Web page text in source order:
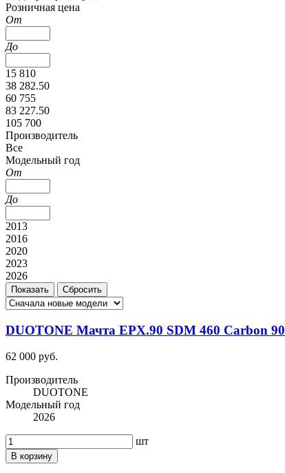
Розничная цена
От
До
15 810
38 282.50
60 755
83 227.50
105 700
Производитель
Все
Модельный год
От
До
2013
2016
2020
2023
2026
DUOTONE Мачта EPX.90 SDM 460 Carbon
62 000 руб.
Производитель
DUOTONE
Модельный год
2026
шт
В корзину